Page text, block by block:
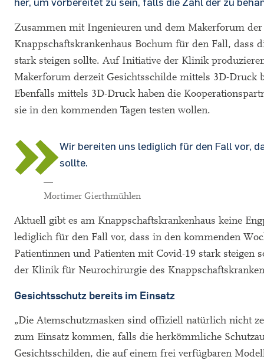
Zusammen mit Ingenieuren und dem Makerforum
Knappschaftskrankenhaus Bochum für den Fall, dass
stark steigen sollte. Auf Initiative der Klinik
Makerforum derzeit Gesichtsschilde mittels 3D-
Ebenfalls mittels 3D-Druck haben die
sie in den kommenden Tagen testen wollen.
Wir bereiten uns lediglich für den Fall vor,
sollte.
—
Mortimer Gierthmühlen
Aktuell gibt es am Knappschaftskrankenhaus keine
lediglich für den Fall vor, dass in den kommenden
Patientinnen und Patienten mit Covid-19 stark
der Klinik für Neurochirurgie des
Gesichtsschutz bereits im Einsatz
„Die Atemschutzmasken sind offiziell natürlich nicht
zum Einsatz kommen, falls die herkömmliche
Gesichtsschilden, die auf einem frei verfügbaren